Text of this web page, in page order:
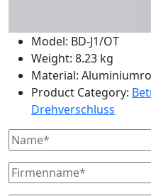
Model: BD-J1/OT
Weight: 8.23 kg
Material:
Product Category:
Drehverschluss